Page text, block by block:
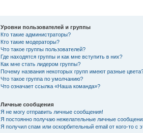
Уровни пользователей и группы
Кто такие администраторы?
Кто такие модераторы?
Что такое группы пользователей?
Где находятся группы и как мне вступить в них?
Как мне стать лидером группы?
Почему названия некоторых групп имеют разные
Что такое группа по умолчанию?
Что означает ссылка «Наша команда»?
Личные сообщения
Я не могу отправить личные сообщения!
Я постоянно получаю нежелательные личные
Я получил спам или оскорбительный email от кого-то с